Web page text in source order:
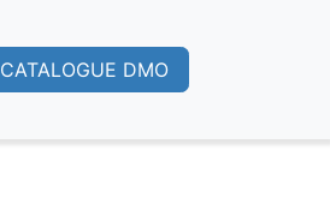
CATALOGUE DMO